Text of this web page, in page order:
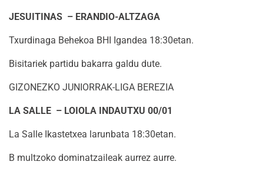
JESUITINAS – ERANDIO-ALTZAGA
Txurdinaga Behekoa BHI Igandea 18:30etan.
Bisitariek partidu bakarra galdu dute.
GIZONEZKO JUNIORRAK-LIGA BEREZIA
LA SALLE – LOIOLA INDAUTXU 00/01
La Salle Ikastetxea larunbata 18:30etan.
B multzoko dominatzaileak aurrez aurre.